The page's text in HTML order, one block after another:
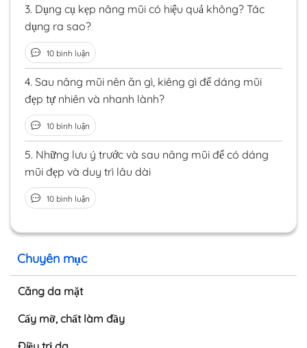
Chuyên mục
Căng da mặt
Cấy mỡ, chất làm đầy
3. Dụng cụ kẹp nâng mũi có hiệu quả không? Tác
dụng ra sao?
10 bình luận
4. Sau nâng mũi nên ăn gì, kiêng gì để dáng mũi
đẹp tự nhiên và nhanh lành?
10 bình luận
5. Những lưu ý trước và sau nâng mũi để có dáng
mũi đẹp và duy trì lâu dài
10 bình luận